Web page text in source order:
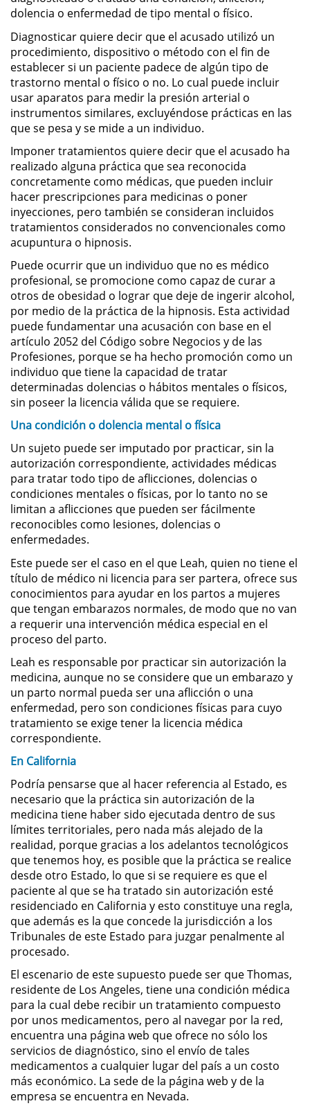
Posesión De Parafernalia De
Drogas
Posesión De Una Sustancia
Controlada Para La Venta
Posesión De Metanfetamina
Venta
El Programa de Desviación
Previo al Juicio PC 1000
Transporte De Una Sustancia
Controlada Para La Venta
Delitos de Fraude
Fraude a Programas de
Asistencia
Fraude al Sistema de Salud
Fraude con Cheques
Fraude Inmobiliario
Fraude de Juego
Fraude a la Compensación a los
Trabajadores
Fraude de Seguro de Auto
Fraude del Seguro de
Desempleo
Fraude de Tarjetas de Crédito
Práctica No Autorizada de la
Delitos de Hurto
Hurto Mayor
Hurto Menor
Recepción de Propiedad
Robada
Robo
Robo de Caja Fuerte
Robo en Tiendas
Delincuencia Juvenil
Audiencias de Detención
Audiencias de Transferencia
Audiencias de Disposición
dolencia o enfermedad de tipo mental o físico.
Diagnosticar quiere decir que el acusado utilizó un
procedimiento, dispositivo o método con el fin de
establecer si un paciente padece de algún tipo de
trastorno mental o físico o no. Lo cual puede incluir
usar aparatos para medir la presión arterial o
instrumentos similares, excluyéndose prácticas en las
que se pesa y se mide a un individuo.
Imponer tratamientos quiere decir que el acusado ha
realizado alguna práctica que sea reconocida
concretamente como médicas, que pueden incluir
hacer prescripciones para medicinas o poner
inyecciones, pero también se consideran incluidos
tratamientos considerados no convencionales como
acupuntura o hipnosis.
Puede ocurrir que un individuo que no es médico
profesional, se promocione como capaz de curar a
otros de obesidad o lograr que deje de ingerir alcohol,
por medio de la práctica de la hipnosis. Esta actividad
puede fundamentar una acusación con base en el
artículo 2052 del Código sobre Negocios y de las
Profesiones, porque se ha hecho promoción como un
individuo que tiene la capacidad de tratar
determinadas dolencias o hábitos mentales o físicos,
sin poseer la licencia válida que se requiere.
Una condición o dolencia mental o física
Un sujeto puede ser imputado por practicar, sin la
autorización correspondiente, actividades médicas
para tratar todo tipo de aflicciones, dolencias o
condiciones mentales o físicas, por lo tanto no se
limitan a aflicciones que pueden ser fácilmente
reconocibles como lesiones, dolencias o
enfermedades.
Este puede ser el caso en el que Leah, quien no tiene el
título de médico ni licencia para ser partera, ofrece sus
conocimientos para ayudar en los partos a mujeres
que tengan embarazos normales, de modo que no van
a requerir una intervención médica especial en el
proceso del parto.
Leah es responsable por practicar sin autorización la
medicina, aunque no se considere que un embarazo y
un parto normal pueda ser una aflicción o una
enfermedad, pero son condiciones físicas para cuyo
tratamiento se exige tener la licencia médica
correspondiente.
En California
Podría pensarse que al hacer referencia al Estado, es
necesario que la práctica sin autorización de la
medicina tiene haber sido ejecutada dentro de sus
límites territoriales, pero nada más alejado de la
realidad, porque gracias a los adelantos tecnológicos
que tenemos hoy, es posible que la práctica se realice
desde otro Estado, lo que si se requiere es que el
paciente al que se ha tratado sin autorización esté
residenciado en California y esto constituye una regla,
que además es la que concede la jurisdicción a los
Tribunales de este Estado para juzgar penalmente al
procesado.
El escenario de este supuesto puede ser que Thomas,
residente de Los Angeles, tiene una condición médica
para la cual debe recibir un tratamiento compuesto
por unos medicamentos, pero al navegar por la red,
encuentra una página web que ofrece no sólo los
servicios de diagnóstico, sino el envío de tales
medicamentos a cualquier lugar del país a un costo
más económico. La sede de la página web y de la
empresa se encuentra en Nevada.